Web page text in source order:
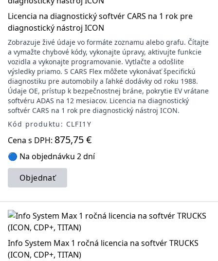
Licencia na diagnostický softvér CARS na 1 rok pre
diagnostický nástroj ICON
Zobrazuje živé údaje vo formáte zoznamu alebo grafu. Čítajte
a vymažte chybové kódy, vykonajte úpravy, aktivujte funkcie
vozidla a vykonajte programovanie. Vytlačte a odošlite
výsledky priamo. S CARS Flex môžete vykonávať špecifickú
diagnostiku pre automobily a ľahké dodávky od roku 1988.
Údaje OE, prístup k bezpečnostnej bráne, pokrytie EV vrátane
softvéru ADAS na 12 mesiacov. Licencia na diagnostický
softvér CARS na 1 rok pre diagnostický nástroj ICON.
Kód produktu: CLFI1Y
Cena s DPH: 875,75 €
🔵 Na objednávku 2 dní
Objednať
Info System Max 1 ročná licencia na softvér TRUCKS
(ICON, CDP+, TITAN)